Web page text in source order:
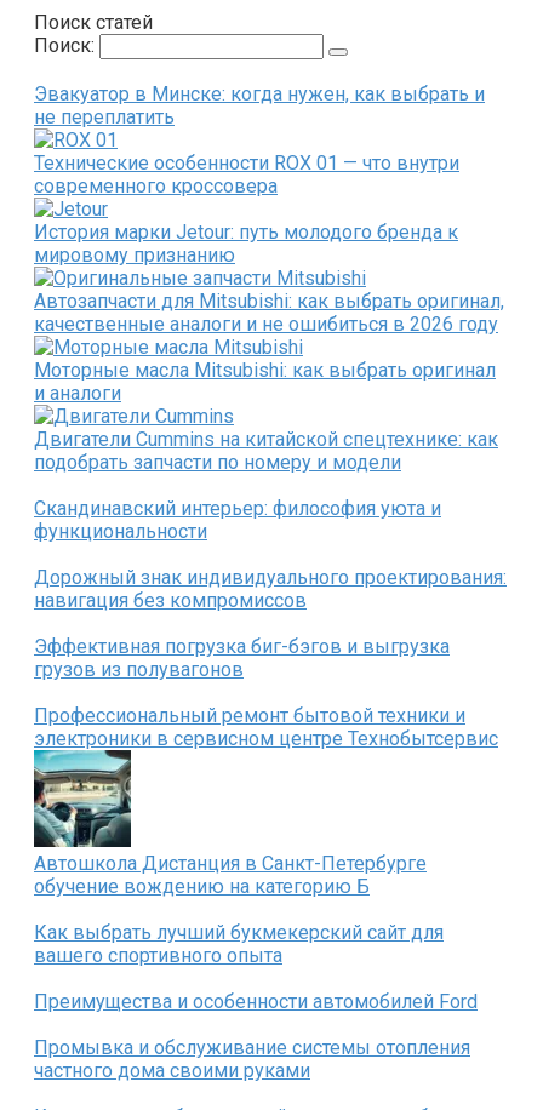
Поиск статей
Поиск:
Эвакуатор в Минске: когда нужен, как выбрать и
не переплатить
Технические особенности ROX 01 — что внутри
современного кроссовера
История марки Jetour: путь молодого бренда к
мировому признанию
Автозапчасти для Mitsubishi: как выбрать оригинал,
качественные аналоги и не ошибиться в 2026 году
Моторные масла Mitsubishi: как выбрать оригинал
и аналоги
Двигатели Cummins на китайской спецтехнике: как
подобрать запчасти по номеру и модели
Скандинавский интерьер: философия уюта и
функциональности
Дорожный знак индивидуального проектирования:
навигация без компромиссов
Эффективная погрузка биг-бэгов и выгрузка
грузов из полувагонов
Профессиональный ремонт бытовой техники и
электроники в сервисном центре Технобытсервис
Автошкола Дистанция в Санкт-Петербурге
обучение вождению на категорию Б
Как выбрать лучший букмекерский сайт для
вашего спортивного опыта
Преимущества и особенности автомобилей Ford
Промывка и обслуживание системы отопления
частного дома своими руками